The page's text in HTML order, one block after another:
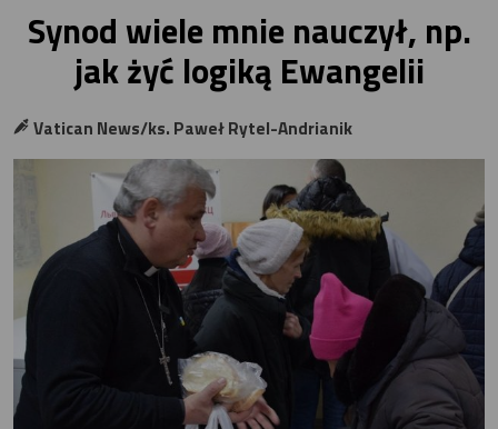
Synod wiele mnie nauczył, np.
jak żyć logiką Ewangelii
Vatican News/ks. Paweł Rytel-Andrianik